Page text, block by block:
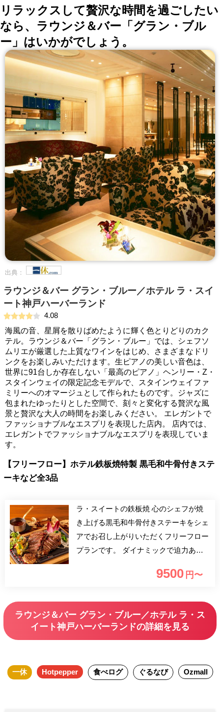
リラックスして贅沢な時間を過ごしたい
なら、ラウンジ＆バー「グラン・ブル
ー」はいかがでしょう。
出典：
ラウンジ＆バー グラン・ブルー／ホテル ラ・スイ
ート神戸ハーバーランド
4.08
海風の音、星屑を散りばめたように輝く色とりどりのカク
テル。ラウンジ＆バー「グラン・ブルー」では、シェフソ
ムリエが厳選した上質なワインをはじめ、さまざまなドリ
ンクをお楽しみいただけます。生ピアノの美しい音色は、
世界に91台しか存在しない「最高のピアノ」ヘンリー・Z・
スタインウェイの限定記念モデルで、スタインウェイファ
ミリーへのオマージュとして作られたものです。ジャズに
包まれたゆったりとした空間で、刻々と変化する贅沢な風
景と贅沢な大人の時間をお楽しみください。 エレガントで
ファッショナブルなエスプリを表現した店内。 店内では、
エレガントでファッショナブルなエスプリを表現していま
す。
【フリーフロー】ホテル鉄板焼特製 黒毛和牛骨付きステ
ーキなど全3品
ラ・スイートの鉄板焼 心のシェフが焼
き上げる黒毛和牛骨付きステーキをシェ
アでお召し上がりいただくフリーフロー
プランです。 ダイナミックで迫力ある
えする見た目や香りでもお愉しみいただ
されるコースとなっています。シェアだ
からこそのボリューム感とホテルシェフ
が手掛ける味をご満喫ください。 ホテ
9500 円〜
ラウンジ＆バー グラン・ブルー／ホテル ラ・ス
イート神戸ハーバーランドの詳細を見る
一休 Hotpepper 食べログ ぐるなび Ozmall